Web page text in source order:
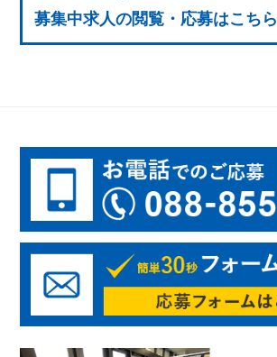
募集中求人の閲覧・応募はこちら